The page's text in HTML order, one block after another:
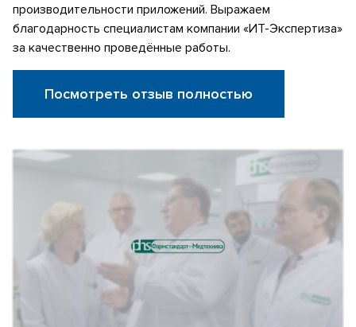
производительности приложений. Выражаем
благодарность специалистам компании «ИТ-Экспертиза»
за качественно проведённые работы.
Посмотреть отзыв полностью